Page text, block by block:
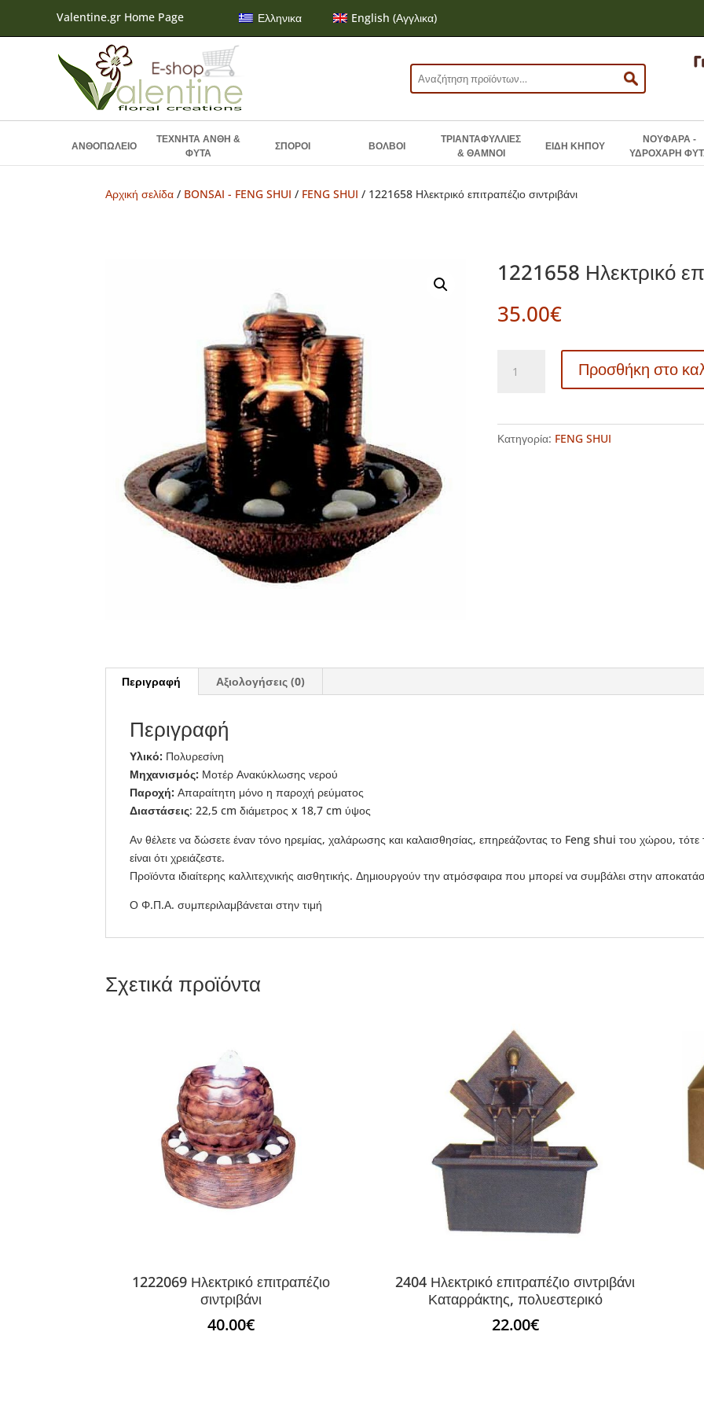
Valentine.gr Home Page Ελληνικα English (Αγγλικα)
Αναζήτηση
για:
ΑΝΘΟΠΩΛΕΙΟ
ΤΕΧΝΗΤΑ ΑΝΘΗ &
ΦΥΤΑ
ΣΠΟΡΟΙ ΒΟΛΒΟΙ
ΤΡΙΑΝΤΑΦΥΛΛΙΕΣ
& ΘΑΜΝΟΙ
ΕΙΔΗ ΚΗΠΟΥ
ΝΟΥΦΑΡΑ -
ΥΔΡΟΧΑΡΗ
Αρχική σελίδα / BONSAI - FENG SHUI / FENG SHUI / 1221658 Ηλεκτρικό επιτραπέζιο σιντριβάνι
1221658 Ηλεκτρικό
35.00€
Ηλεκτρικό
Προσθήκη στο
Κατηγορία: FENG SHUI
Περιγραφή Αξιολογήσεις (0)
Περιγραφή
Υλικό: Πολυρεσίνη
Μηχανισμός: Μοτέρ Ανακύκλωσης νερού
Παροχή: Απαραίτητη μόνο η παροχή ρεύματος
Διαστάσεις: 22,5 cm διάμετρος x 18,7 cm ύψος
Αν θέλετε να δώσετε έναν τόνο ηρεμίας, χαλάρωσης και καλαισθησίας, επηρεάζοντας το Feng shui του χώρου, τότε
είναι ότι χρειάζεστε.
Προϊόντα ιδιαίτερης καλλιτεχνικής αισθητικής. Δημιουργούν την ατμόσφαιρα που μπορεί να συμβάλει στην
Ο Φ.Π.Α. συμπεριλαμβάνεται στην τιμή
Σχετικά προϊόντα
1222069 Ηλεκτρικό επιτραπέζιο
σιντριβάνι
40.00€
2404 Ηλεκτρικό επιτραπέζιο σιντριβάνι
Καταρράκτης, πολυεστερικό
22.00€